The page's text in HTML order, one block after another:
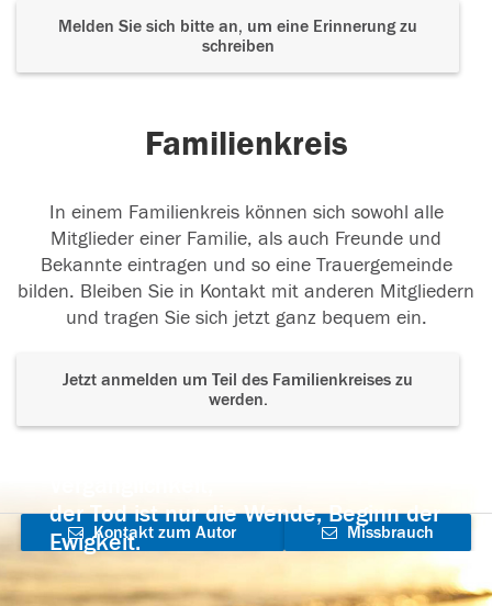
Melden Sie sich bitte an, um eine Erinnerung zu
schreiben
Familienkreis
In einem Familienkreis können sich sowohl alle
Mitglieder einer Familie, als auch Freunde und
Bekannte eintragen und so eine Trauergemeinde
bilden. Bleiben Sie in Kontakt mit anderen Mitgliedern
und tragen Sie sich jetzt ganz bequem ein.
Jetzt anmelden um Teil des Familienkreises zu
werden.
der Tod ist nur die Wende, Beginn der
Ewigkeit.
Kontakt zum Autor
aufnehmen
Missbrauch